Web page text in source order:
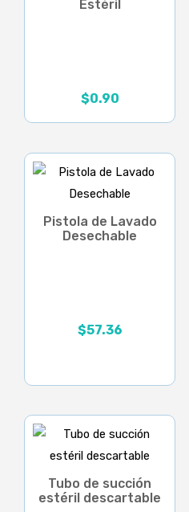
Estéril
$0.90
Pistola de Lavado
Desechable
$57.36
Tubo de succión
estéril descartable